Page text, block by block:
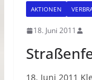
AKTIONEN
18. Juni 2011
18. Juni 2011